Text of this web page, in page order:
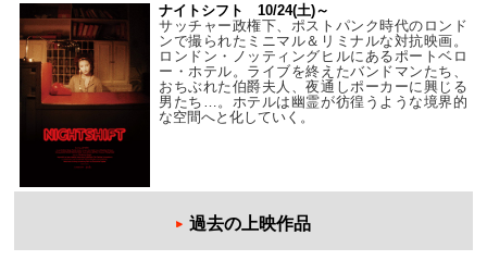
ナイトシフト 10/24(土)～
サッチャー政権下、ポストパンク時代のロンド
ンで撮られたミニマル＆リミナルな対抗映画。
ロンドン・ノッティングヒルにあるポートベロ
ー・ホテル。ライブを終えたバンドマンたち、
おちぶれた伯爵夫人、夜通しポーカーに興じる
男たち…。ホテルは幽霊が彷徨うような境界的
な空間へと化していく。
過去の上映作品